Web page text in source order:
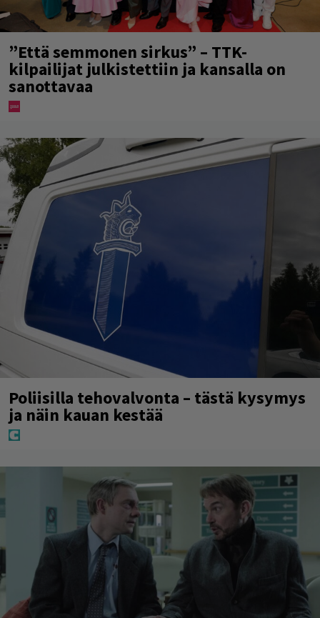
”Että semmonen sirkus” – TTK-
kilpailijat julkistettiin ja kansalla on
sanottavaa
Poliisilla tehovalvonta – tästä kysymys
ja näin kauan kestää